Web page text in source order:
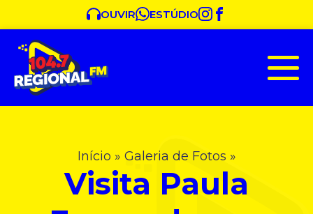
OUVIR ESTÚDIO
Início » Galeria de Fotos »
Visita Paula